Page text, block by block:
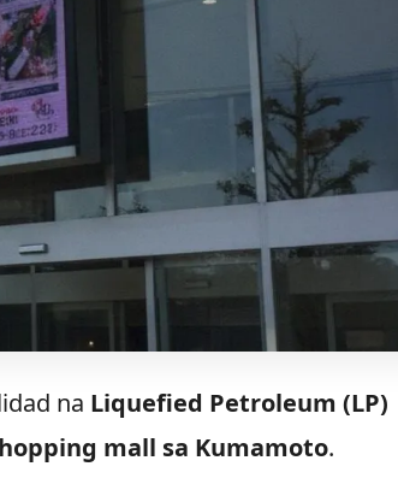
na Liquefied Petroleum (LP)
mall sa Kumamoto.